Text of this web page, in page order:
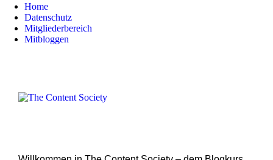
Home
Datenschutz
Mitgliederbereich
Mitbloggen